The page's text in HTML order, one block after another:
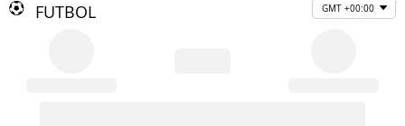
FUTBOL GMT +00:00